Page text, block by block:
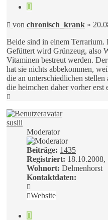
Zitieren
Beitrag
von chronisch_krank »
Beide sind in einem Terrarium.
Gefüttert wird Grünzeug, also
Vitaminen bestreut werden.
hat sie nichts abbekommen,
die an unterschiedlichen
die heimchen daher vorher
susiii
Moderator
Beiträge: 1435
Registriert: 18.10.2008,
Wohnort: Delmenhorst
Kontaktdaten:
von
Website
Zitieren